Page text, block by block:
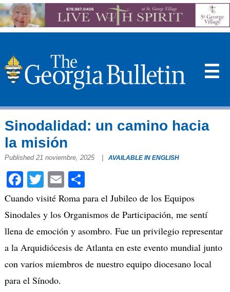
☰
Sinodalidad: un camino hacia
la misión
Published 21 noviembre, 2025 AVAILABLE IN ENGLISH
Facebook
Twitter
EmailCompartir
Cuando visité Roma para el Jubileo de los Equipos
Sinodales y los Organismos de Participación, me sentí
llena de emoción y asombro. Fue un privilegio representar
a la Arquidiócesis de Atlanta en este evento mundial junto
con varios miembros de nuestro equipo diocesano local
para el Sínodo.